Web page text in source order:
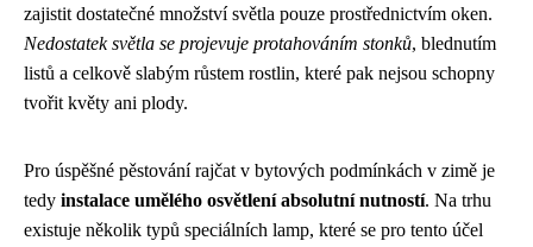
zajistit dostatečné množství světla pouze prostřednictvím oken.
Nedostatek světla se projevuje protahováním stonků, blednutím
listů a celkově slabým růstem rostlin, které pak nejsou schopny
tvořit květy ani plody.
Pro úspěšné pěstování rajčat v bytových podmínkách v zimě je
tedy instalace umělého osvětlení absolutní nutností. Na trhu
existuje několik typů speciálních lamp, které se pro tento účel